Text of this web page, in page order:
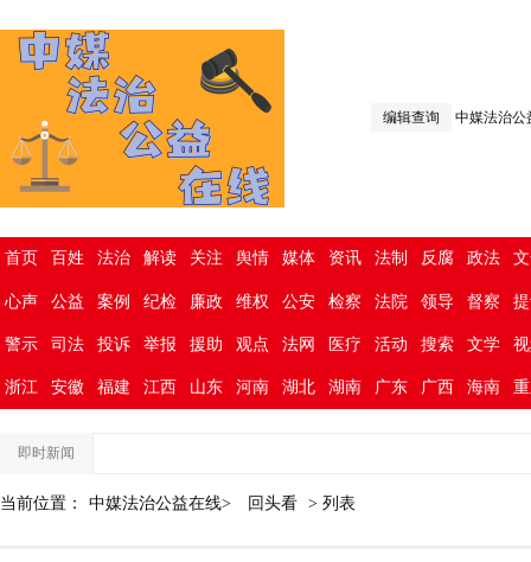
编辑查询 中媒法治公
首页 百姓 法治 解读 关注 舆情 媒体 资讯 法制 反腐 政法
心声 公益 案例 纪检 廉政 维权 公安 检察 法院 领导 督察
警示 司法 投诉 举报 援助 观点 法网 医疗 活动 搜索 文学
浙江 安徽 福建 江西 山东 河南 湖北 湖南 广东 广西 海南
即时新闻
当前位置： 中媒法治公益在线> 回头看 > 列表